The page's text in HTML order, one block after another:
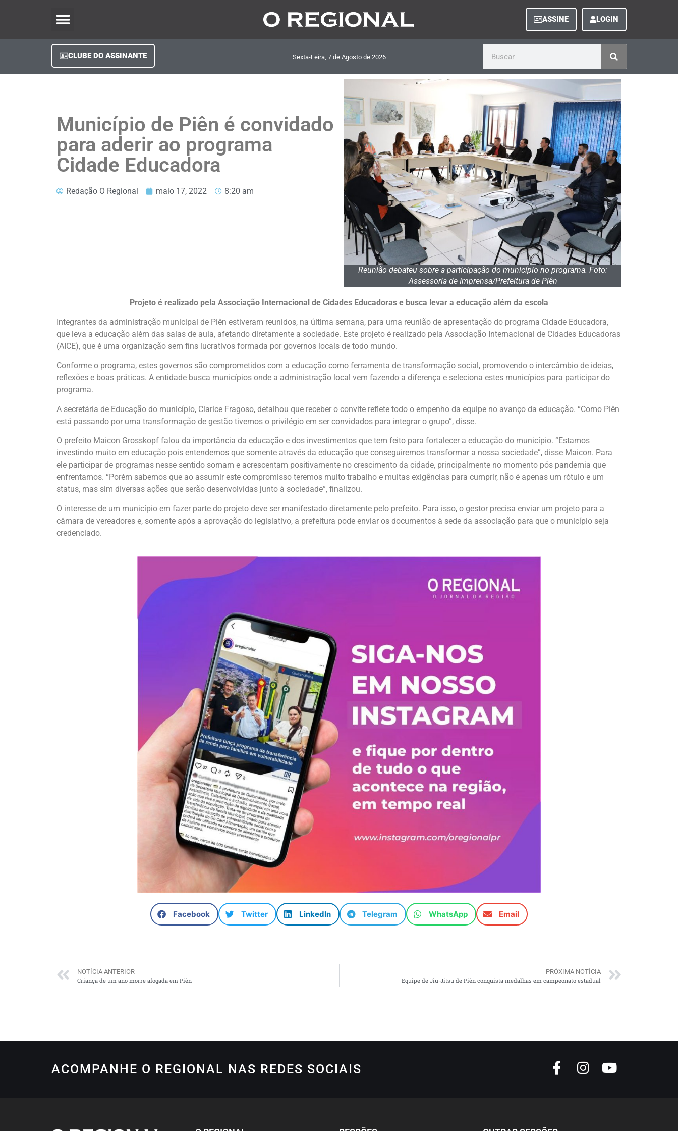
ASSINE LOGIN
CLUBE DO ASSINANTE Sexta-Feira, 7de Agostode 2026
Município de Piên é convidado
para aderir ao programa
Cidade Educadora
Redação O Regional maio 17, 2022 8:20 am
Reunião debateu sobre a participação do município no programa. Foto:
Assessoria de Imprensa/Prefeitura de Piên
Projeto é realizado pela Associação Internacional de Cidades Educadoras e busca levar a educação além da escola
Integrantes da administração municipal de Piên estiveram reunidos, na última semana, para uma reunião de apresentação do programa Cidade Educadora,
que leva a educação além das salas de aula, afetando diretamente a sociedade. Este projeto é realizado pela Associação Internacional de Cidades Educadoras
(AICE), que é uma organização sem fins lucrativos formada por governos locais de todo mundo.
Conforme o programa, estes governos são comprometidos com a educação como ferramenta de transformação social, promovendo o intercâmbio de ideias,
reflexões e boas práticas. A entidade busca municípios onde a administração local vem fazendo a diferença e seleciona estes municípios para participar do
programa.
A secretária de Educação do município, Clarice Fragoso, detalhou que receber o convite reflete todo o empenho da equipe no avanço da educação. “Como Piên
está passando por uma transformação de gestão tivemos o privilégio em ser convidados para integrar o grupo”, disse.
O prefeito Maicon Grosskopf falou da importância da educação e dos investimentos que tem feito para fortalecer a educação do município. “Estamos
investindo muito em educação pois entendemos que somente através da educação que conseguiremos transformar a nossa sociedade”, disse Maicon. Para
ele participar de programas nesse sentido somam e acrescentam positivamente no crescimento da cidade, principalmente no momento pós pandemia que
enfrentamos. “Porém sabemos que ao assumir este compromisso teremos muito trabalho e muitas exigências para cumprir, não é apenas um rótulo e um
status, mas sim diversas ações que serão desenvolvidas junto à sociedade”, finalizou.
O interesse de um município em fazer parte do projeto deve ser manifestado diretamente pelo prefeito. Para isso, o gestor precisa enviar um projeto para a
câmara de vereadores e, somente após a aprovação do legislativo, a prefeitura pode enviar os documentos à sede da associação para que o município seja
credenciado.
Facebook Twitter LinkedIn Telegram WhatsApp Email
NOTÍCIA ANTERIOR
Criança de um ano morre afogada em Piên
PRÓXIMA NOTÍCIA
Equipe de Jiu-Jitsu de Piên conquista medalhas em campeonato estadual
ACOMPANHE O REGIONAL NAS REDES SOCIAIS